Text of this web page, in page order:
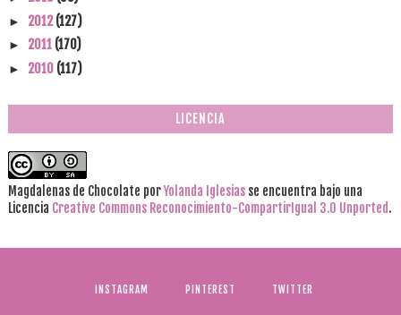
► 2012(127)
► 2011 (170)
► 2010 (117)
LICENCIA
Magdalenas de Chocolate porYolanda Iglesiasse encuentra bajo una
Licencia Creative Commons Reconocimiento-CompartirIgual 3.0 Unported.
INSTAGRAM PINTEREST TWITTER